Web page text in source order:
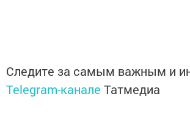
Следите за самым важным и
Telegram-канале Татмедиа